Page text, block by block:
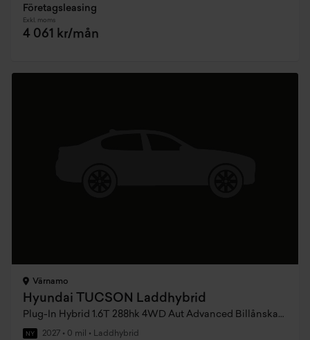
Företagsleasing
Exkl. moms
4 061 kr/mån
Värnamo
Hyundai TUCSON Laddhybrid
Plug-In Hybrid 1.6T 288hk 4WD Aut Advanced Billånskampanj
NY 2027 • 0 mil • Laddhybrid